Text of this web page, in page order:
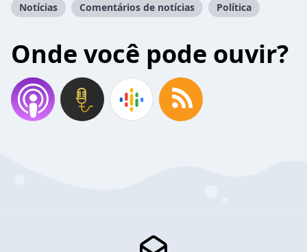
Notícias Comentários de notícias Política
Onde você pode ouvir?